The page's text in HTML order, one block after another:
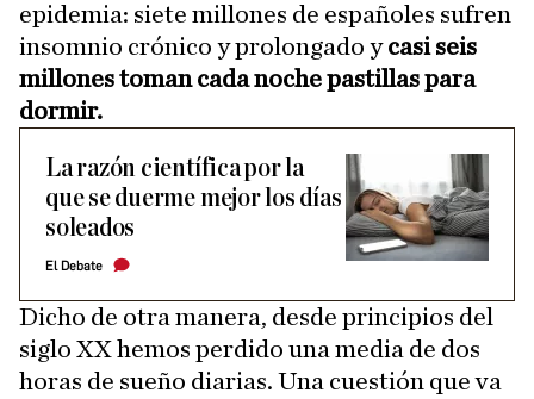
epidemia: siete millones de españoles sufren
insomnio crónico y prolongado ycasi seis
millones toman cada noche pastillas para
dormir.
La razón científica por la
que se duerme mejor los días
soleados
El Debate
Dicho de otra manera, desde principios del
siglo XX hemos perdido una media de dos
horas de sueño diarias. Una cuestión que va